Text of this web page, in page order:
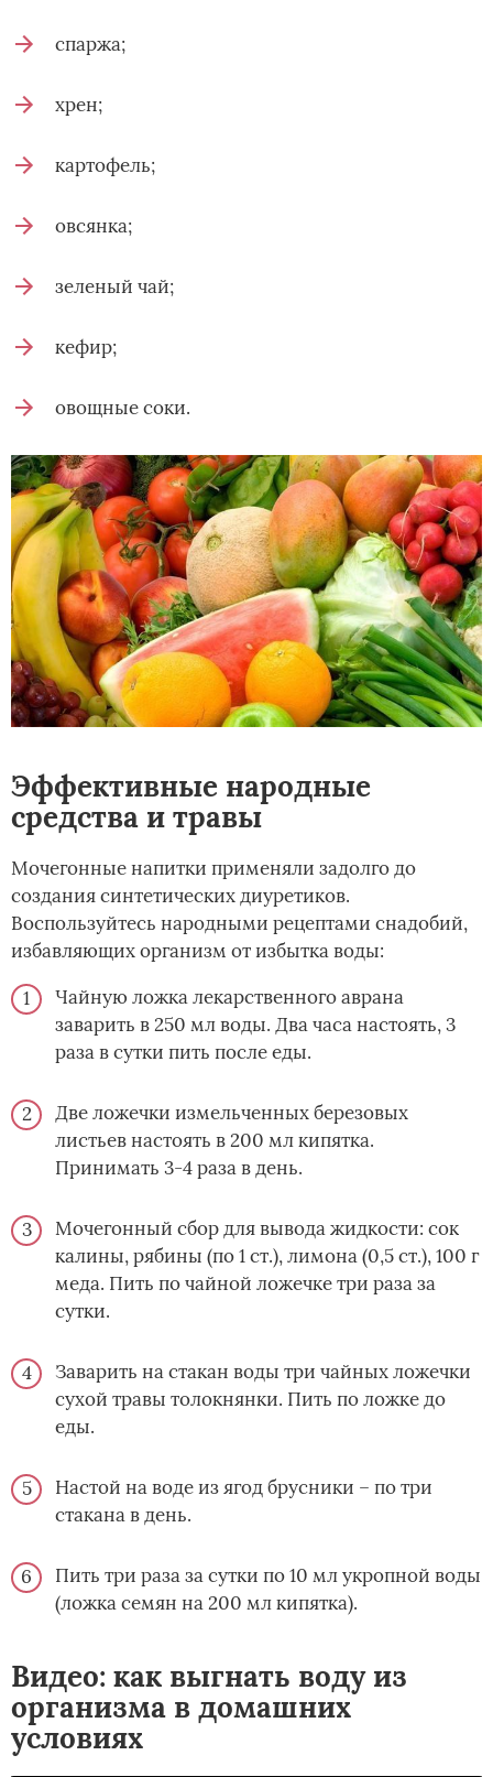
спаржа;
хрен;
картофель;
овсянка;
зеленый чай;
кефир;
овощные соки.
Эффективные народные
средства и травы
Мочегонные напитки применяли задолго до
создания синтетических диуретиков.
Воспользуйтесь народными рецептами снадобий,
избавляющих организм от избытка воды:
Чайную ложка лекарственного аврана
заварить в 250 мл воды. Два часа настоять, 3
раза в сутки пить после еды.
Две ложечки измельченных березовых
листьев настоять в 200 мл кипятка.
Принимать 3-4 раза в день.
Мочегонный сбор для вывода жидкости: сок
калины, рябины (по 1 ст.), лимона (0,5 ст.), 100 г
меда. Пить по чайной ложечке три раза за
сутки.
Заварить на стакан воды три чайных ложечки
сухой травы толокнянки. Пить по ложке до
еды.
Настой на воде из ягод брусники – по три
стакана в день.
Пить три раза за сутки по 10 мл укропной воды
(ложка семян на 200 мл кипятка).
Видео: как выгнать воду из
организма в домашних
условиях